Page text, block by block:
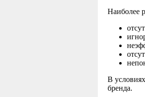
Наиболее
В
бренда.